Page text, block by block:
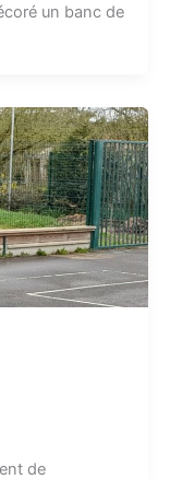
un banc de
de